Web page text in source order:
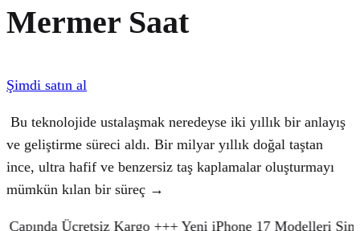
Mermer Saat
Şimdi satın al
Bu teknolojide ustalaşmak neredeyse iki yıllık bir anlayış
ve geliştirme süreci aldı. Bir milyar yıllık doğal taştan
ince, ultra hafif ve benzersiz taş kaplamalar oluşturmayı
mümkün kılan bir süreç →
Ücretsiz Kargo +++ Yeni iPhone 17 Modelleri